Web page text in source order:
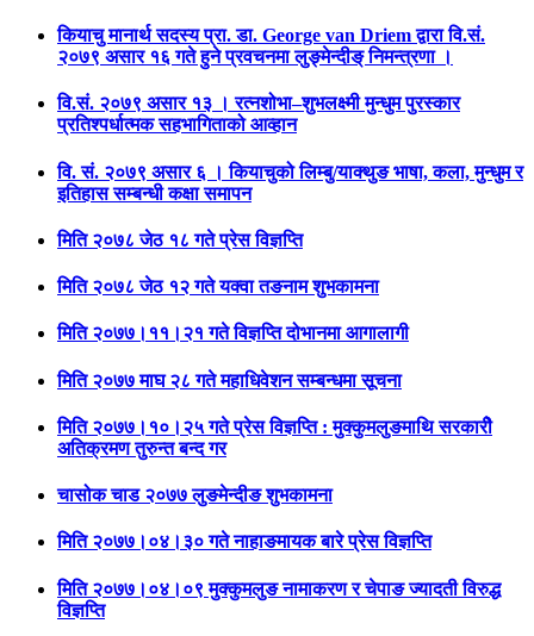
कियाचु मानार्थ सदस्य प्रा. डा. George van Driem द्वारा वि.सं.
२०७९ असार १६ गते हुने प्रवचनमा लुङ्मेन्दीङ् निमन्त्रणा ।
वि.सं. २०७९ असार १३ । रत्नशोभा–शुभलक्ष्मी मुन्धुम पुरस्कार
प्रतिश्पर्धात्मक सहभागिताको आव्हान
वि. सं. २०७९ असार ६ । कियाचुको लिम्बु/याक्थुङ भाषा, कला, मुन्धुम र
इतिहास सम्बन्धी कक्षा समापन
मिति २०७८ जेठ १८ गते प्रेस विज्ञप्ति
मिति २०७८ जेठ १२ गते यक्वा तङनाम शुभकामना
मिति २०७७।११।२१ गते विज्ञप्ति दोभानमा आगालागी
मिति २०७७ माघ २८ गते महाधिवेशन सम्बन्धमा सूचना
मिति २०७७।१०।२५ गते प्रेस विज्ञप्ति : मुक्कुमलुङमाथि सरकारीे
अतिक्रमण तुरुन्त बन्द गर
चासोक चाड २०७७ लुङमेन्दीङ शुभकामना
मिति २०७७।०४।३० गते नाहाङमायक बारे प्रेस विज्ञप्ति
मिति २०७७।०४।०९ मुक्कुमलुङ नामाकरण र चेपाङ ज्यादती विरुद्ध
विज्ञप्ति